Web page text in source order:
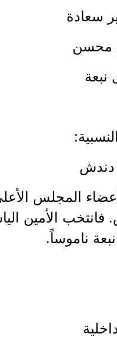
سعادة
محسن
نبعة
دندش
عقد كامل أعضاء
الأمين
ناموساً.